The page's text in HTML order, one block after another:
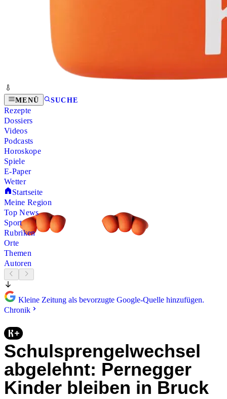
MENÜ SUCHE
Rezepte
Dossiers
Videos
Podcasts
Horoskope
Spiele
E-Paper
Wetter
Startseite
Meine Region
Top News
Sport
Rubriken
Orte
Themen
Autoren
Kleine Zeitung als bevorzugte Google-Quelle hinzufügen.
Chronik
Schulsprengelwechsel
abgelehnt: Pernegger
Kinder bleiben in Bruck